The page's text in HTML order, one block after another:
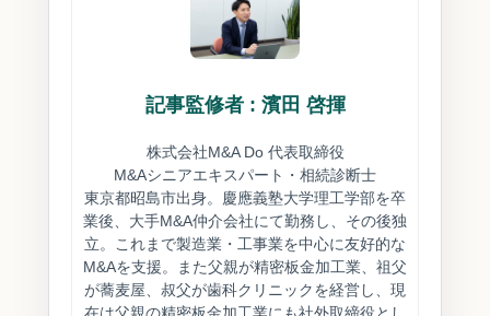
記事監修者 : 濱田 啓揮
株式会社M&A Do 代表取締役
M&Aシニアエキスパート・相続診断士
東京都昭島市出身。慶應義塾大学理工学部を卒
業後、大手M&A仲介会社にて勤務し、その後独
立。これまで製造業・工事業を中心に友好的な
M&Aを支援。また父親が精密板金加工業、祖父
が蕎麦屋、叔父が歯科クリニックを経営し、現